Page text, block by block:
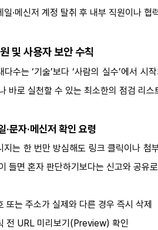
일·메신저 계정 탈취 후 내부 직원이나 협
및 사용자 보안 수칙
다수는 ‘기술’보다 ‘사람의 실수’에서
바로 실천할 수 있는 최소한의 점검 리
·문자·메신저 확인 요령
지는 한 번만 방심해도 링크 클릭이나 첨
들면 혼자 판단하기보다는 신고와 공유
또는 주소가 실제와 다른 경우 즉시 삭제
전 URL 미리보기(Preview) 확인